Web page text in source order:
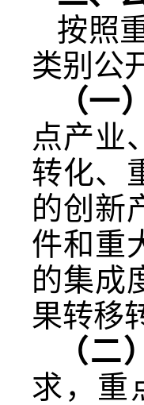
按照
类别公
（一
点产业
转化、
的创新
件和重
的集成
果转移
（
求，重